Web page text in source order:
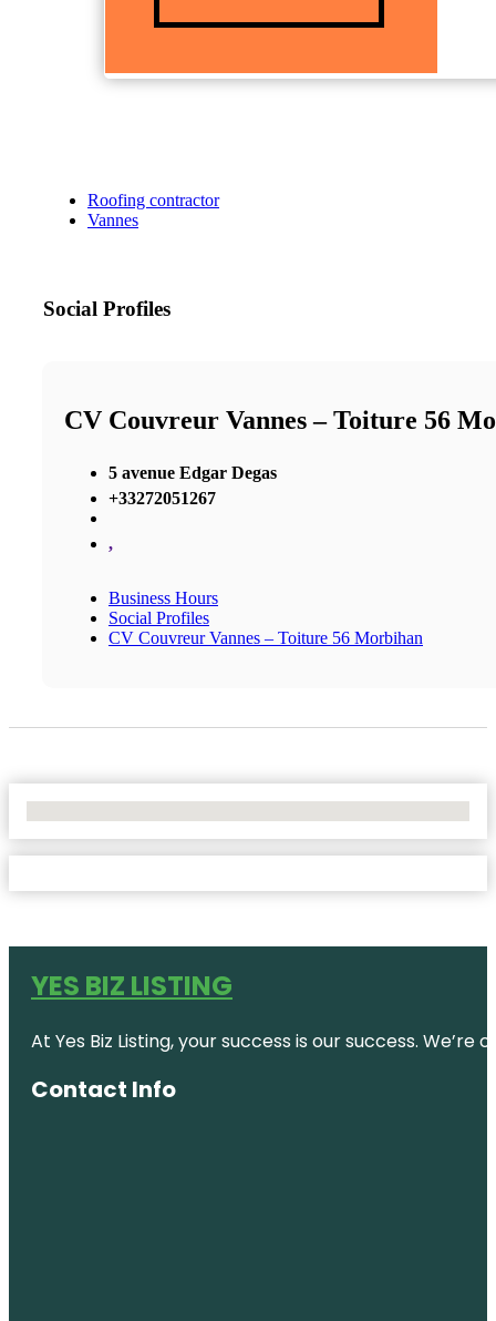
Roofing contractor
Vannes
Social Profiles
CV Couvreur Vannes – Toiture 56
5 avenue Edgar Degas
+33272051267
,
Business Hours
Social Profiles
CV Couvreur Vannes – Toiture 56 Morbihan
YES BIZ LISTING
At Yes Biz Listing, your success is our success.
Contact Info